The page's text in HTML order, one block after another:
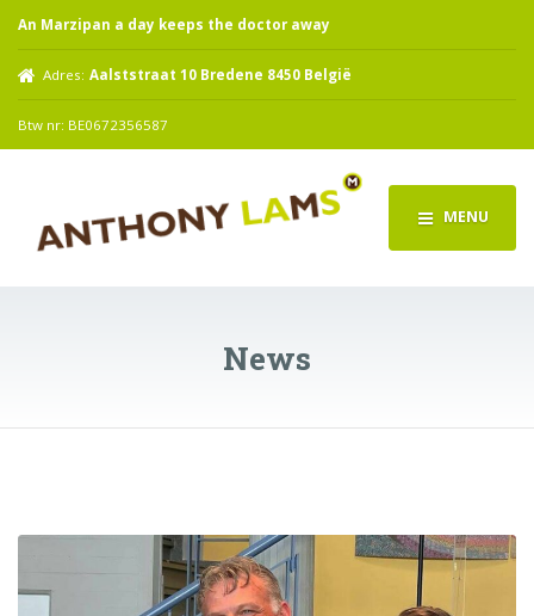
An Marzipan a day keeps the doctor away
Adres: Aalststraat 10 Bredene 8450 België
Btw nr: BE0672356587
MENU
News